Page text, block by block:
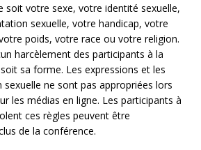
soit votre sexe, votre identité sexuelle,
sexuelle, votre handicap, votre
poids, votre race ou votre religion.
harcèlement des participants à la
sa forme. Les expressions et les
ne sont pas appropriées lors
les médias en ligne. Les participants à
ces règles peuvent être
de la conférence.